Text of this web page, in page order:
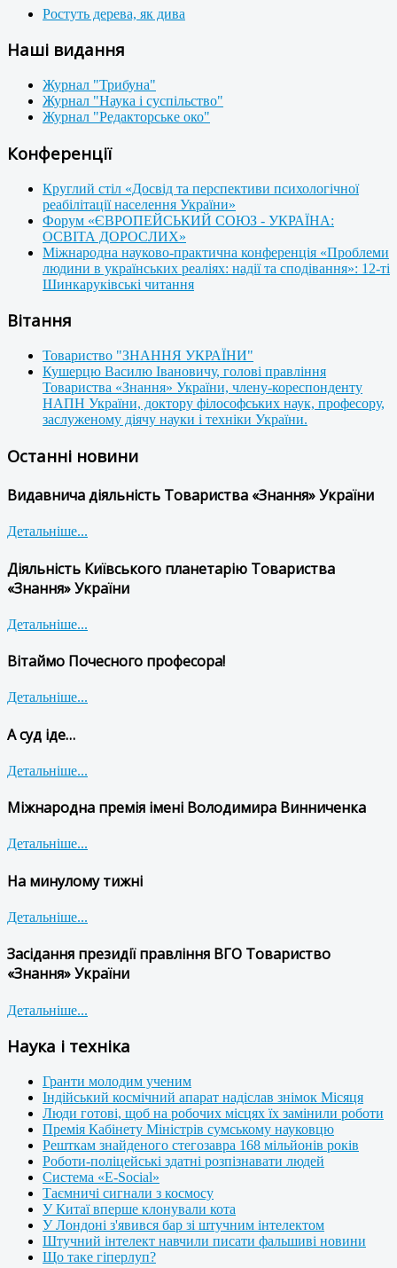
Ростуть дерева, як дива
Наші видання
Журнал "Трибуна"
Журнал "Наука і суспільство"
Журнал "Редакторське око"
Конференції
Круглий стіл «Досвід та перспективи психологічної
реабілітації населення України»
Форум «ЄВРОПЕЙСЬКИЙ СОЮЗ - УКРАЇНА:
ОСВІТА ДОРОСЛИХ»
Міжнародна науково-практична конференція «Проблеми
людини в українських реаліях: надії та сподівання»: 12-ті
Шинкаруківські читання
Вітання
Товариство "ЗНАННЯ УКРАЇНИ"
Кушерцю Василю Івановичу, голові правління
Товариства «Знання» України, члену-кореспонденту
НАПН України, доктору філософських наук, професору,
заслуженому діячу науки і техніки України.
Останні новини
Видавнича діяльність Товариства «Знання» України
Детальніше...
Діяльність Київського планетарію Товариства
«Знання» України
Детальніше...
Вітаймо Почесного професора!
Детальніше...
А суд іде…
Детальніше...
Міжнародна премія імені Володимира Винниченка
Детальніше...
На минулому тижні
Детальніше...
Засідання президії правління ВГО Товариство
«Знання» України
Детальніше...
Наука і техніка
Гранти молодим ученим
Індійський космічний апарат надіслав знімок Місяця
Люди готові, щоб на робочих місцях їх замінили роботи
Премія Кабінету Міністрів сумському науковцю
Решткам знайденого стегозавра 168 мільйонів років
Роботи-поліцейські здатні розпізнавати людей
Система «E-Social»
Таємничі сигнали з космосу
У Китаї вперше клонували кота
У Лондоні з'явився бар зі штучним інтелектом
Штучний інтелект навчили писати фальшиві новини
Що таке гіперлуп?